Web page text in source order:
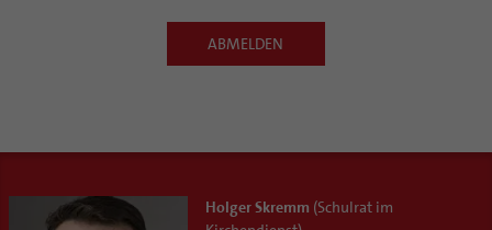
ABMELDEN
Holger Skremm (Schulrat im